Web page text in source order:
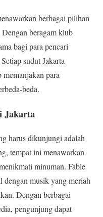
berbagai pilihan
beragam klub
bagi para pencari
sudut Jakarta
para
beda.
Jakarta
harus dikunjungi adalah
tempat ini menawarkan
minuman. Fable
dengan musik yang meriah
Dengan berbagai
pengunjung dapat